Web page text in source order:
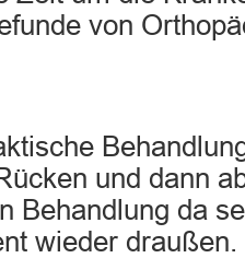
von
und dann
Behandlung da
wieder draußen.